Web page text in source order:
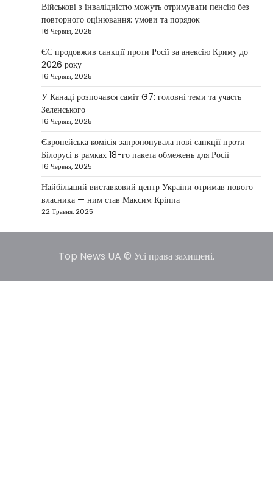
міжнародних партнерів у стабілізації ситуації
на…
НОВИНИ
Конфлікт на Близькому Сході
паралізував туризм і
авіаперевезення
1 Березня, 2026
Загострення конфлікту на Близькому Сході
суттєво вплинуло на міжнародні подорожі та
туристичну індустрію. Після ударів…
5
США не відкидають можливість
удару по Ірану у разі провалу
переговорів
Kolomysheva Anastasiya
17 Червня,
У США не виключають застосування сили проти
принесуть бажаних результатів.…
Військові з інвалідністю можуть отримувати пенсію без
повторного оцінювання: умови та порядок
16 Червня, 2025
ЄС продовжив санкції проти Росії за анексію Криму до
2026 року
16 Червня, 2025
У Канаді розпочався саміт G7: головні теми та участь
Зеленського
16 Червня, 2025
Європейська комісія запропонувала нові санкції проти
Білорусі в рамках 18-го пакета обмежень для Росії
16 Червня, 2025
Найбільший виставковий центр України отримав нового
власника — ним став Максим Кріппа
22 Травня, 2025
Top News UA © Усі права захищені.